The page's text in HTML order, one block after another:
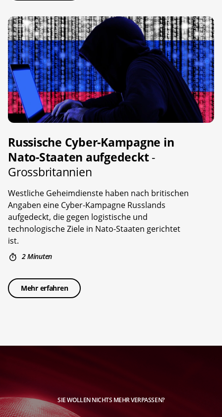
Russische Cyber-Kampagne in
Nato-Staaten aufgedeckt-
Grossbritannien
Westliche Geheimdienste haben nach britischen
Angaben eine Cyber-Kampagne Russlands
aufgedeckt, die gegen logistische und
technologische Ziele in Nato-Staaten gerichtet
ist.
2 Minuten
Mehr erfahren
SIE WOLLEN NICHTS MEHR VERPASSEN?